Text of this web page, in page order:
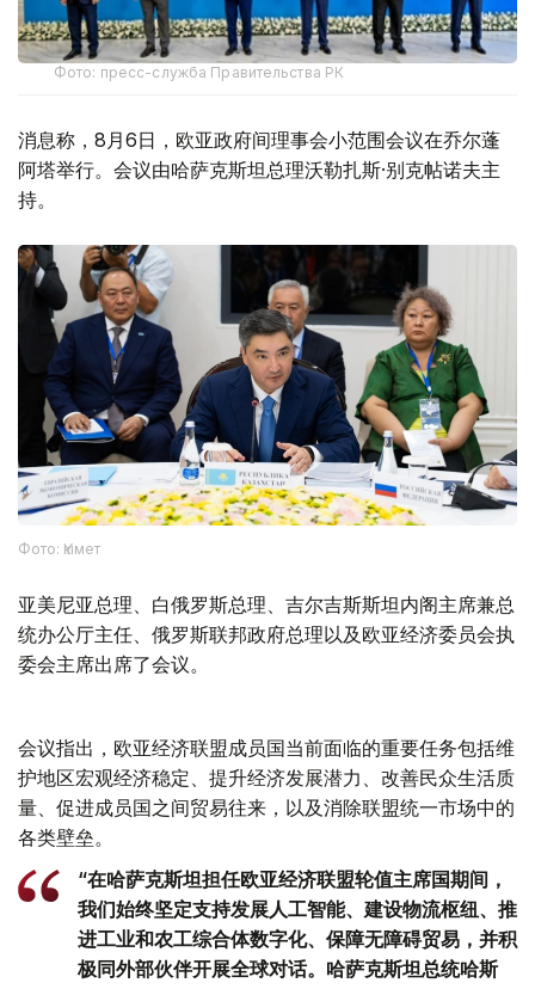
Фото: пресс-служба Правительства РК
消息称，8月6日，欧亚政府间理事会小范围会议在乔尔蓬
阿塔举行。会议由哈萨克斯坦总理沃勒扎斯·别克帖诺夫主
持。
Фото: Үкімет
亚美尼亚总理、白俄罗斯总理、吉尔吉斯斯坦内阁主席兼总
统办公厅主任、俄罗斯联邦政府总理以及欧亚经济委员会执
委会主席出席了会议。
会议指出，欧亚经济联盟成员国当前面临的重要任务包括维
护地区宏观经济稳定、提升经济发展潜力、改善民众生活质
量、促进成员国之间贸易往来，以及消除联盟统一市场中的
各类壁垒。
“在哈萨克斯坦担任欧亚经济联盟轮值主席国期间，
我们始终坚定支持发展人工智能、建设物流枢纽、推
进工业和农工综合体数字化、保障无障碍贸易，并积
极同外部伙伴开展全球对话。哈萨克斯坦总统哈斯